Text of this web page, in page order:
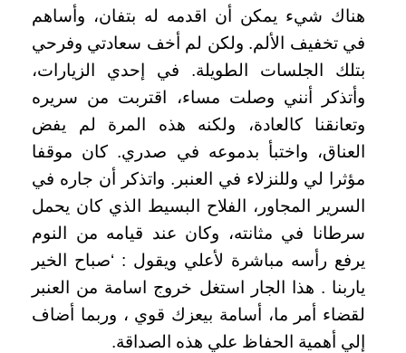
هناك شيء يمكن أن اقدمه له بتفان، وأساهم
في تخفيف الألم. ولكن لم أخف سعادتي وفرحي
بتلك الجلسات الطويلة. في إحدي الزيارات،
وأتذكر أنني وصلت مساء، اقتربت من سريره
وتعانقنا كالعادة، ولكنه هذه المرة لم يفض
العناق، واختبأ بدموعه في صدري. كان موقفا
مؤثرا لي وللنزلاء في العنبر. واتذكر أن جاره في
السرير المجاور، الفلاح البسيط الذي كان يحمل
سرطانا في مثانته، وكان عند قيامه من النوم
يرفع رأسه مباشرة لأعلي ويقول : ‘صباح الخير
ياربنا . هذا الجار استغل خروج اسامة من العنبر
لقضاء أمر ما، أسامة بيعزك قوي ، وربما أضاف
إلي أهمية الحفاظ علي هذه الصداقة.